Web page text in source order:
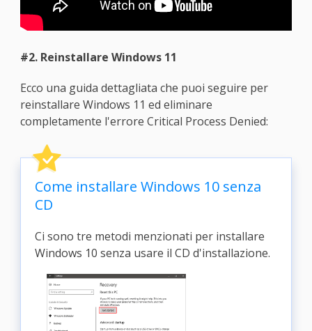
#2. Reinstallare Windows 11
Ecco una guida dettagliata che puoi seguire per
reinstallare Windows 11 ed eliminare
completamente l'errore Critical Process Denied:
Come installare Windows 10 senza
CD
Ci sono tre metodi menzionati per installare
Windows 10 senza usare il CD d'installazione.